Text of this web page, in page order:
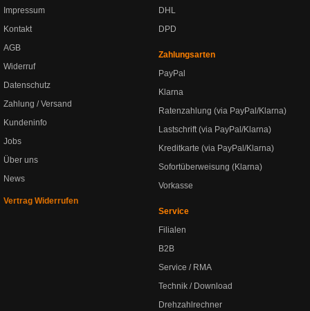
Impressum
Kontakt
AGB
Widerruf
Datenschutz
Zahlung / Versand
Kundeninfo
Jobs
Über uns
News
Vertrag Widerrufen
DHL
DPD
Zahlungsarten
PayPal
Klarna
Ratenzahlung (via PayPal/Klarna)
Lastschrift (via PayPal/Klarna)
Kreditkarte (via PayPal/Klarna)
Sofortüberweisung (Klarna)
Vorkasse
Service
Filialen
B2B
Service / RMA
Technik / Download
Drehzahlrechner